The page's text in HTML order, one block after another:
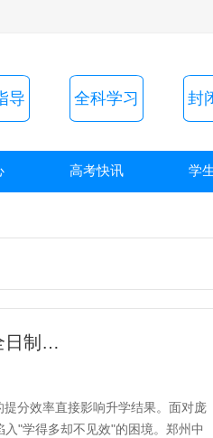
导 全科学习 封
高考快讯 学
郑州中考培训机构，郑州初三全日制冲刺班
分效率直接影响升学结果。面对庞
"学得多却不见效"的困境。郑州中